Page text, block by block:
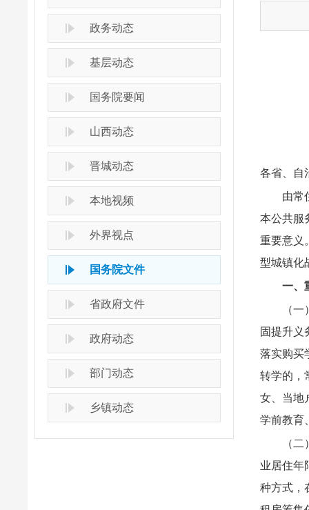
政务动态
基层动态
国务院要闻
山西动态
晋城动态
本地视频
外界视点
国务院文件
省政府文件
政府动态
部门动态
乡镇动态
各省、自
由常
本公共服
重要意义
型城镇化
一、
（
固提升义
落实购买
转学的，
女、当地
学前教育
（
业居住年
种方式，